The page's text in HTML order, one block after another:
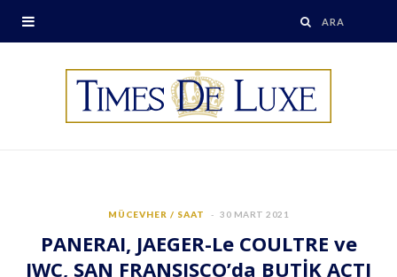
MÜCEVHER / SAAT 30 MART 2021
PANERAI, JAEGER-Le COULTRE ve
IWC, SAN FRANSISCO’da BUTİK AÇTI